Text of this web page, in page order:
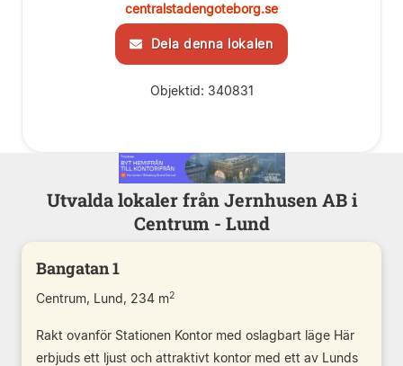
centralstadengoteborg.se
Dela denna lokalen
Objektid: 340831
Utvalda lokaler från Jernhusen AB i
Centrum - Lund
Bangatan 1
Centrum, Lund, 234 m2
Rakt ovanför Stationen Kontor med oslagbart läge Här
erbjuds ett ljust och attraktivt kontor med ett av Lunds